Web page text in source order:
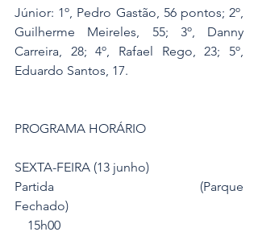
Júnior: 1º, Pedro Gastão, 56 pontos; 2º,
Guilherme Meireles, 55; 3º, Danny
Carreira, 28; 4º, Rafael Rego, 23; 5º,
Eduardo Santos, 17.
PROGRAMA HORÁRIO
SEXTA-FEIRA (13 junho)
Partida (Parque
Fechado)
15h00